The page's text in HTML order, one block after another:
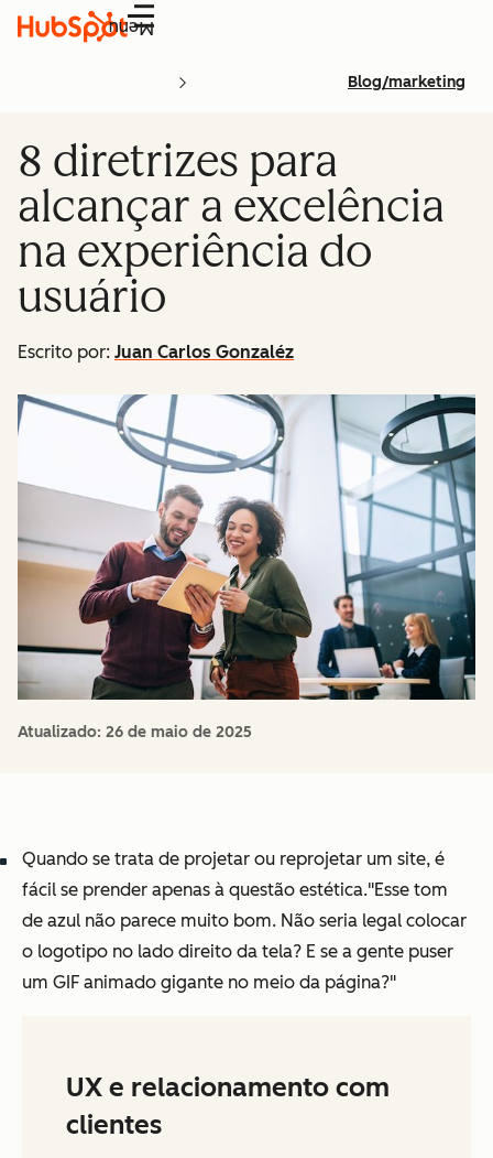
Menu
Blog/marketing
8 diretrizes para
alcançar a excelência
na experiência do
usuário
Escrito por: Juan Carlos Gonzaléz
Atualizado: 26 de maio de 2025
Quando se trata de projetar ou reprojetar um site, é
fácil se prender apenas à questão estética."Esse tom
de azul não parece muito bom. Não seria legal colocar
o logotipo no lado direito da tela? E se a gente puser
um GIF animado gigante no meio da página?"
UX e relacionamento com
clientes